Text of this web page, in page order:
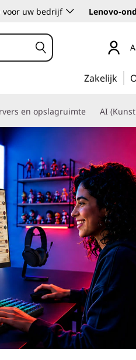
voor uw bedrijf Lenovo-
Zakelijk
en opslagruimte AI